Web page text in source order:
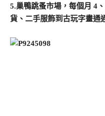
5.巢鴨跳蚤市場，每個月 4
貨、二手服飾到古玩字畫通